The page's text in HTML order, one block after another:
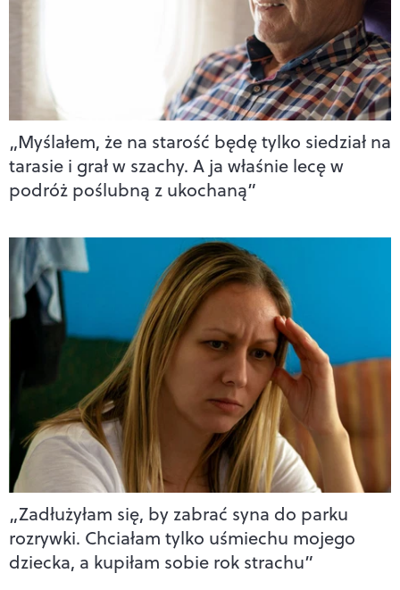
„Myślałem, że na starość będę tylko siedział na
tarasie i grał w szachy. A ja właśnie lecę w
podróż poślubną z ukochaną”
„Zadłużyłam się, by zabrać syna do parku
rozrywki. Chciałam tylko uśmiechu mojego
dziecka, a kupiłam sobie rok strachu”